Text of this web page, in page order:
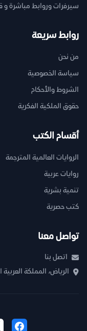
سيرفرات وروابط مباشرة و
روابط سريعة
من نحن
سياسة الخصوصية
الشروط والأحكام
حقوق الملكية الفكرية
أقسام الكتب
الروايات العالمية المترجمة
روايات عربية
تنمية بشرية
كتب حصرية
تواصل معنا
اتصل بنا
الرياض، المملكة